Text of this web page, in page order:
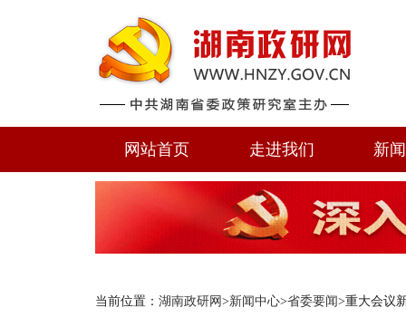
网站首页 走进我们 新
当前位置： 湖南政研网 >新闻中心>省委要闻>重大会议